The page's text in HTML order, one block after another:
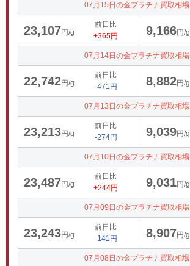
07月15日の金プラチナ買取相場
23,107円/g
前日比
+365円
9,166円/g
07月14日の金プラチナ買取相場
22,742円/g
前日比
-471円
8,882円/g
07月13日の金プラチナ買取相場
23,213円/g
前日比
-274円
9,039円/g
07月10日の金プラチナ買取相場
23,487円/g
前日比
+244円
9,031円/g
07月09日の金プラチナ買取相場
23,243円/g
前日比
-141円
8,907円/g
07月08日の金プラチナ買取相場